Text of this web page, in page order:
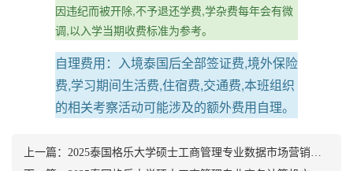
因违纪而被开除,不予退还学费,学杂费每年会有微
调,以入学当期收费标准为参考。
自理费用：入境泰国后全部签证费,境外保险
费,学习期间生活费,住宿费,交通费,本班组织
的相关考察活动可能涉及的额外费用自理。
上一篇： 2025泰国格乐大学硕士工商管理专业数据市场营销方向招生简章